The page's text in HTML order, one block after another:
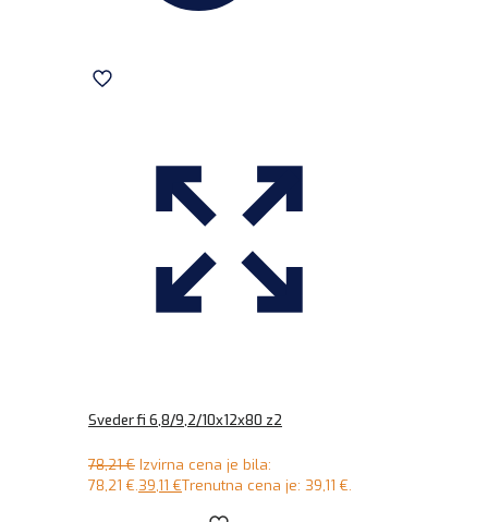
Sveder fi 6,8/9,2/10x12x80 z2
78,21€ Izvirna cena je bila:
78,21 €.39,11 €Trenutna cena je: 39,11 €.